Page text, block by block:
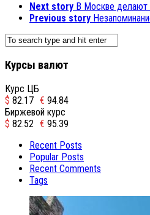
Next story В Москве делают
Previous story
Курсы валют
Курс ЦБ
$ 82.17 € 94.84
Биржевой курс
$ 82.52 € 95.39
Recent Posts
Popular Posts
Recent Comments
Tags